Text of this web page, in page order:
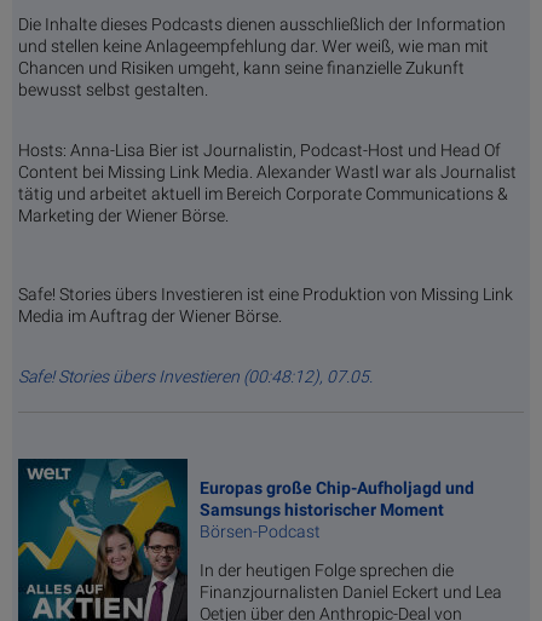
Die Inhalte dieses Podcasts dienen ausschließlich der Information
und stellen keine Anlageempfehlung dar. Wer weiß, wie man mit
Chancen und Risiken umgeht, kann seine finanzielle Zukunft
bewusst selbst gestalten.
Hosts: Anna-Lisa Bier ist Journalistin, Podcast-Host und Head Of
Content bei Missing Link Media. Alexander Wastl war als Journalist
tätig und arbeitet aktuell im Bereich Corporate Communications &
Marketing der Wiener Börse.
Safe! Stories übers Investieren ist eine Produktion von Missing Link
Media im Auftrag der Wiener Börse.
Safe! Stories übers Investieren (00:48:12), 07.05.
Europas große Chip-Aufholjagd und
Samsungs historischer Moment
Börsen-Podcast
In der heutigen Folge sprechen die
Finanzjournalisten Daniel Eckert und Lea
Oetjen über den Anthropic-Deal von